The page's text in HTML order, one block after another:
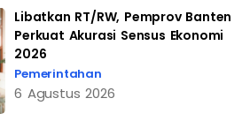
Libatkan RT/RW, Pemprov Banten
Perkuat Akurasi Sensus Ekonomi
2026
Pemerintahan
6 Agustus 2026